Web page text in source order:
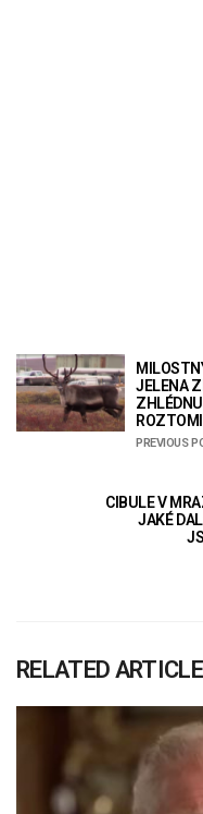
JELENA
PREVIOUS
CIBULE V
JAKÉ
RELATED